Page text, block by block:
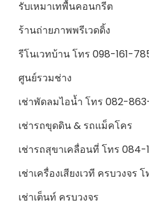
รับเหมาเทพื้นคอนกรีต
ร้านถ่ายภาพพรีเวดดิ้ง
รีโนเวทบ้าน โทร 098-161-
ศูนย์รวมช่าง
เช่าพัดลมไอน้ำ โทร 082-
เช่ารถขุดดิน & รถแม็คโคร
เช่ารถสุขาเคลื่อนที่ โทร
เช่าเครื่องเสียงเวที ครบวงจ
เช่าเต็นท์ ครบวงจร